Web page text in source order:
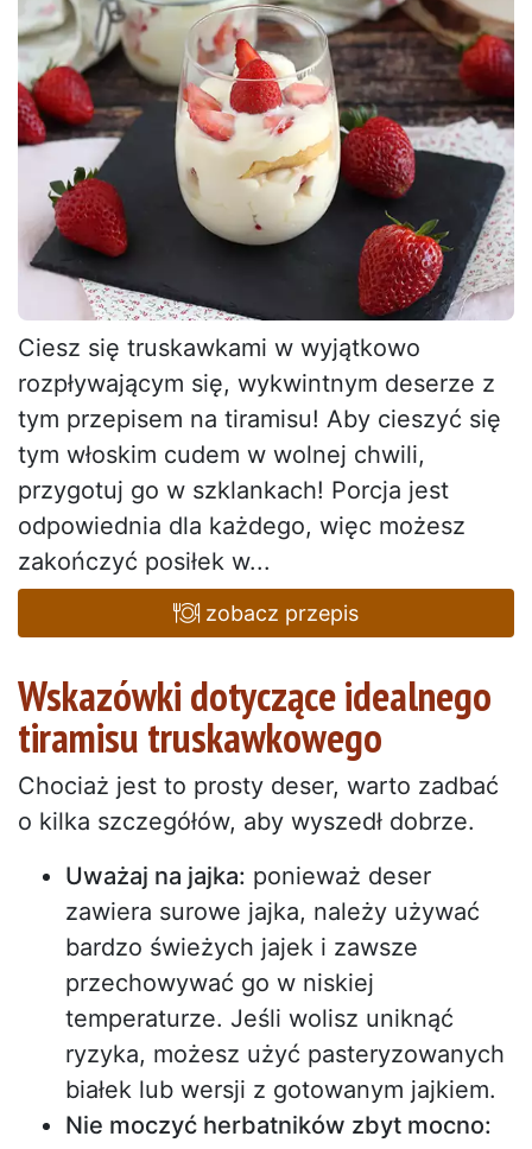
Ciesz się truskawkami w wyjątkowo
rozpływającym się, wykwintnym deserze z
tym przepisem na tiramisu! Aby cieszyć się
tym włoskim cudem w wolnej chwili,
przygotuj go w szklankach! Porcja jest
odpowiednia dla każdego, więc możesz
zakończyć posiłek w...
zobacz przepis
Wskazówki dotyczące idealnego
tiramisu truskawkowego
Chociaż jest to prosty deser, warto zadbać
o kilka szczegółów, aby wyszedł dobrze.
Uważaj na jajka: ponieważ deser
zawiera surowe jajka, należy używać
bardzo świeżych jajek i zawsze
przechowywać go w niskiej
temperaturze. Jeśli wolisz uniknąć
ryzyka, możesz użyć pasteryzowanych
białek lub wersji z gotowanym jajkiem.
Nie moczyć herbatników zbyt mocno: